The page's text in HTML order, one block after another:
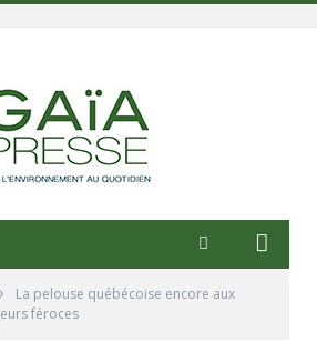
La pelouse québécoise encore aux
féroces